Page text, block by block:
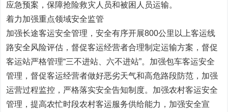
应急预案，保障抢险救灾人员和被困人员运输。
着力加强重点领域安全监管
加强长途客运安全管理，安全有序开展800公里以上客运线
路安全风险评估，督促客运经营者合理制定运输方案，督促
客运站严格管理“三不进站、六不进站”。加强包车客运安全
管理，督促客运经营者做好恶劣天气和高危路段防范，加强
运营过程监控，严格落实安全告知制度。加强农村客运安全
管理，提高农忙时段农村客运服务供给能力，加强安全宣